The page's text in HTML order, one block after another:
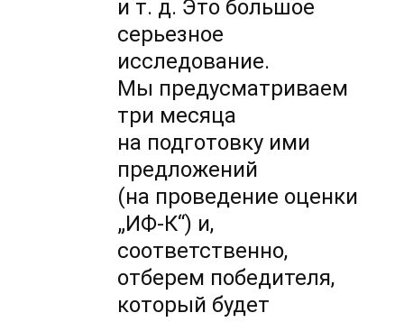
и т. д. Это большое
серьезное
исследование.
Мы предусматриваем
три месяца
на подготовку ими
предложений
(на проведение оценки
„ИФ-К“) и,
соответственно,
отберем победителя,
который будет